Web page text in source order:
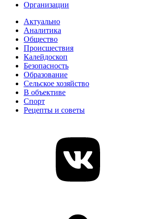
Организации
Актуально
Аналитика
Общество
Происшествия
Калейдоскоп
Безопасность
Образование
Сельское хозяйство
В объективе
Спорт
Рецепты и советы